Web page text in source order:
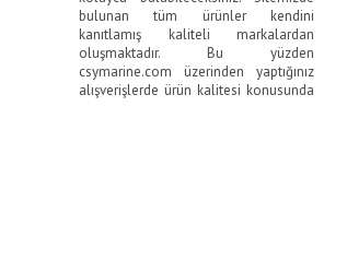
bulunan tüm ürünler kendini
kanıtlamış kaliteli markalardan
oluşmaktadır. Bu yüzden
csymarine.com üzerinden yaptığınız
alışverişlerde ürün kalitesi konusunda